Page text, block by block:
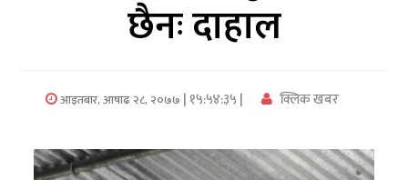
मनाेरञ्जन
विज्ञान
छैनः दाहाल
आइतबार, आषाढ २८, २०७७ | १५:५४:३५ | क्लिक खबर